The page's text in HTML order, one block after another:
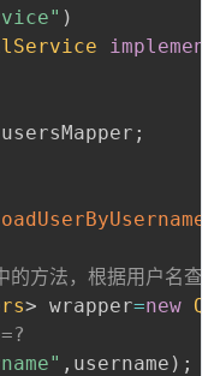
)
usersMapper ;
方法，根据用户名查
> wrapper=new
, username ) ;